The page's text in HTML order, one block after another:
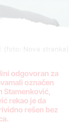
(foto: Nova stranka)
odgovoran za
označen
Stamenković,
rekao je da
rešen bez